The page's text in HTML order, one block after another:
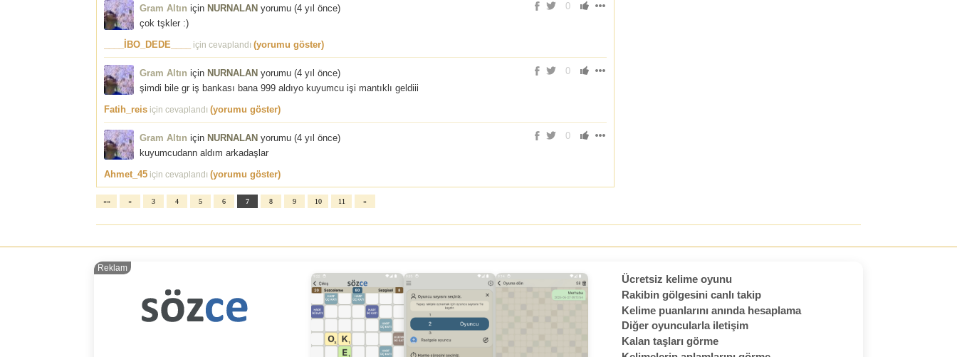
0
Gram Altın için NURNALAN yorumu (4 yıl önce)
çok tşkler :)
____İBO_DEDE____
için cevaplandı (yorumu göster)
0
Gram Altın için NURNALAN yorumu (4 yıl önce)
şimdi bile gr iş bankası bana 999 aldıyo kuyumcu işi mantıklı geldiii
Fatih_reis için cevaplandı (yorumu göster)
0
Gram Altın için NURNALAN yorumu (4 yıl önce)
kuyumcudann aldım arkadaşlar
Ahmet_45 için cevaplandı (yorumu göster)
«« « 3 4 5 6 7 8 9 10 11 »
Ücretsiz kelime oyunu
Rakibin gölgesini canlı takip
Kelime puanlarını anında hesaplama
Diğer oyuncularla iletişim
Kalan taşları görme
Reklam